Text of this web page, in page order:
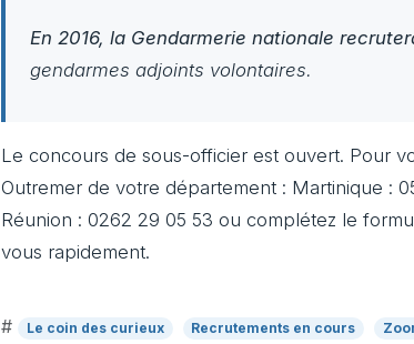
En 2016, la Gendarmerie nationale
gendarmes adjoints volontaires.
Le concours de sous-officier est ouvert. Pour
Outremer de votre département : Martinique :
Réunion : 0262 29 05 53 ou complétez le
vous rapidement.
# Le coin des curieux Recrutements en cours